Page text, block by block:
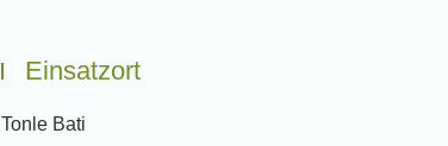
Einsatzort
Tonle Bati